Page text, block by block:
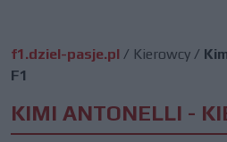
f1.dziel-pasje.pl / Kierowcy /
F1
KIMI ANTONELLI -